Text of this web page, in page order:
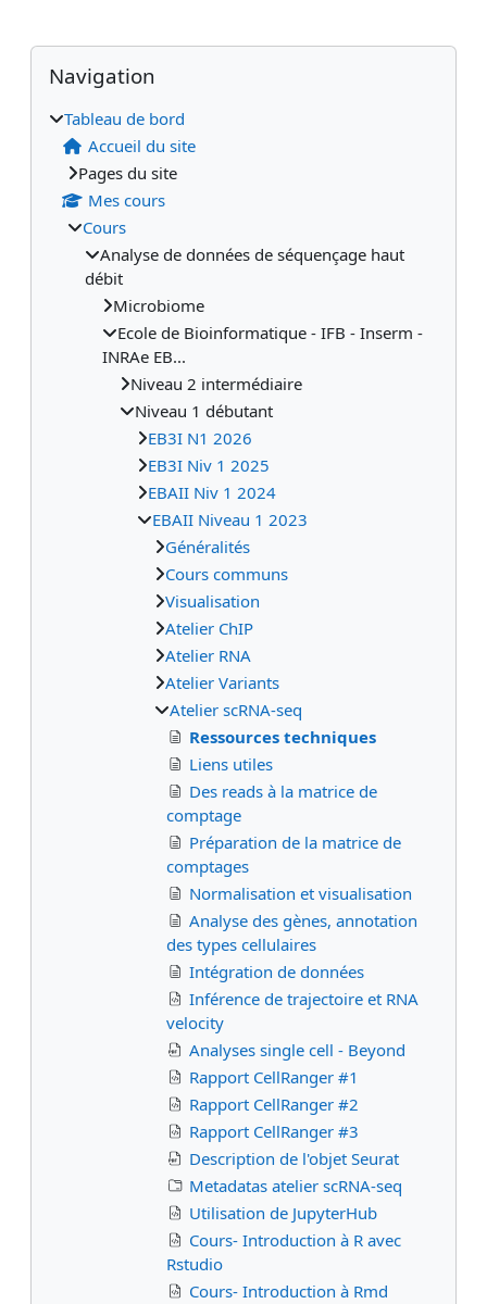
Blocs
Blocs supplémentaires
Passer Navigation
Navigation
Tableau de bord
Accueil du site
Pages du site
Mes cours
Cours
Analyse de données de séquençage haut
débit
Microbiome
Ecole de Bioinformatique - IFB - Inserm -
INRAe EB...
Niveau 2 intermédiaire
Niveau 1 débutant
EB3I N1 2026
EB3I Niv 1 2025
EBAII Niv 1 2024
EBAII Niveau 1 2023
Généralités
Cours communs
Visualisation
Atelier ChIP
Atelier RNA
Atelier Variants
Atelier scRNA-seq
Ressources techniques
Liens utiles
Des reads à la matrice de
comptage
Préparation de la matrice de
comptages
Normalisation et visualisation
Analyse des gènes, annotation
des types cellulaires
Intégration de données
Inférence de trajectoire et RNA
velocity
Analyses single cell - Beyond
Rapport CellRanger #1
Rapport CellRanger #2
Rapport CellRanger #3
Description de l'objet Seurat
Metadatas atelier scRNA-seq
Utilisation de JupyterHub
Cours- Introduction à R avec
Rstudio
Cours- Introduction à Rmd